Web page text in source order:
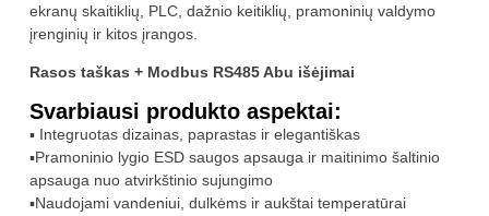
ekranų skaitiklių, PLC, dažnio keitiklių, pramoninių valdymo
įrenginių ir kitos įrangos.
Rasos taškas + Modbus RS485 Abu išėjimai
Svarbiausi produkto aspektai:
▪ Integruotas dizainas, paprastas ir elegantiškas
▪Pramoninio lygio ESD saugos apsauga ir maitinimo šaltinio
apsauga nuo atvirkštinio sujungimo
▪Naudojami vandeniui, dulkėms ir aukštai temperatūrai